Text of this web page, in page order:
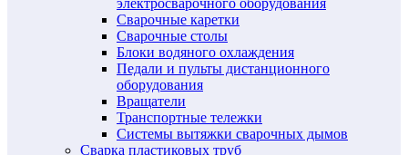
Сварочные каретки
Сварочные столы
Блоки водяного охлаждения
Педали и пульты дистанционного
оборудования
Вращатели
Транспортные тележки
Системы вытяжки сварочных дымов
Сварка пластиковых труб